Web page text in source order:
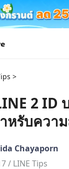
New
>
2 ID
หรับควา
Chayaporn
/ LINE Tips